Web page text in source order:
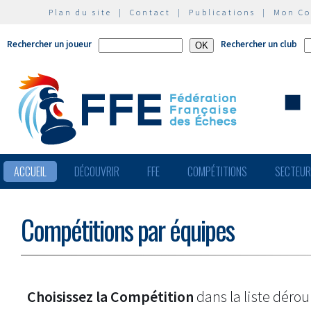
Plan du site | Contact | Publications | Mon
Rechercher un joueur Rechercher un club
ACCUEIL DÉCOUVRIR FFE COMPÉTITIONS
Compétitions par équipes
Choisissez la Compétition dans la liste